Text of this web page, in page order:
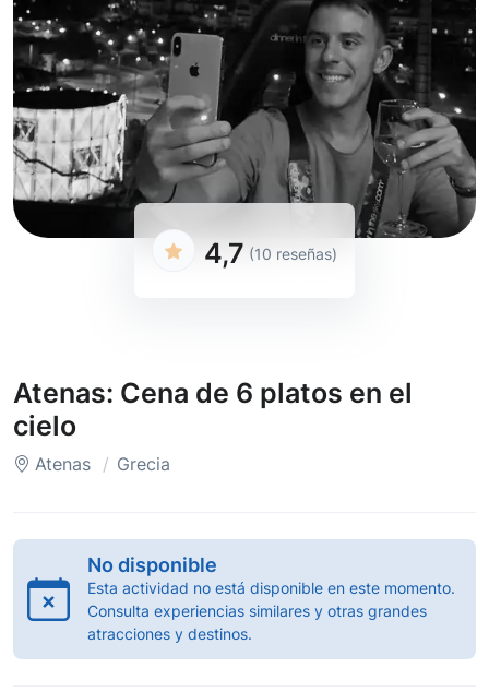
4,7 (10 reseñas)
Atenas: Cena de 6 platos en el
cielo
Atenas Grecia
No disponible
Esta actividad no está disponible en este momento.
Consulta experiencias similares y otras grandes
atracciones y destinos.